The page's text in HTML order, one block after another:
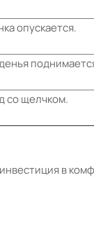
опускается.
со щелчком.
в